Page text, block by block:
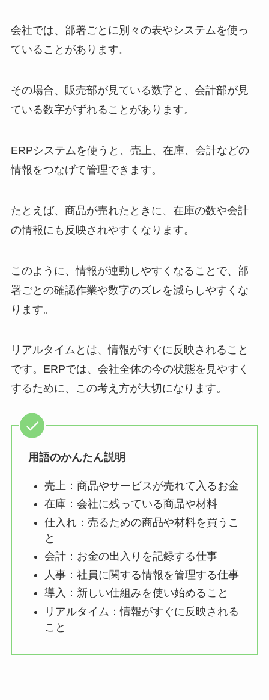
会社では、部署ごとに別々の表やシステムを使っ
ていることがあります。
その場合、販売部が見ている数字と、会計部が見
ている数字がずれることがあります。
ERPシステムを使うと、売上、在庫、会計などの
情報をつなげて管理できます。
たとえば、商品が売れたときに、在庫の数や会計
の情報にも反映されやすくなります。
このように、情報が連動しやすくなることで、部
署ごとの確認作業や数字のズレを減らしやすくな
ります。
リアルタイムとは、情報がすぐに反映されること
です。ERPでは、会社全体の今の状態を見やすく
するために、この考え方が大切になります。
用語のかんたん説明
売上：商品やサービスが売れて入るお金
在庫：会社に残っている商品や材料
仕入れ：売るための商品や材料を買うこ
と
会計：お金の出入りを記録する仕事
人事：社員に関する情報を管理する仕事
導入：新しい仕組みを使い始めること
リアルタイム：情報がすぐに反映される
こと